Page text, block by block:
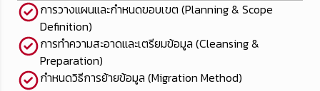
การวางแผนและกำหนดขอบเขต (Planning & Scope
Definition)
การทำความสะอาดและเตรียมข้อมูล (Cleansing &
Preparation)
กำหนดวิธีการย้ายข้อมูล (Migration Method)